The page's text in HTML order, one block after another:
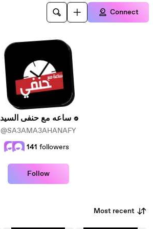
Connect
ساعه مع حنفى السيد
@SA3AMA3AHANAFY
141 followers
Follow
Most recent